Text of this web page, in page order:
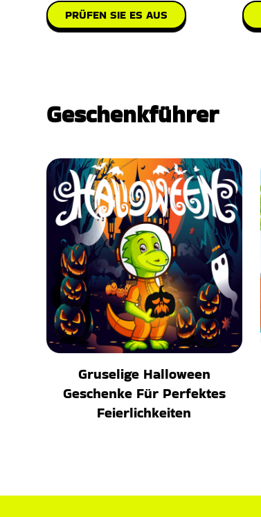
PRÜFEN SIE ES AUS
Geschenkführer
Gruselige Halloween
Geschenke Für Perfektes
Feierlichkeiten